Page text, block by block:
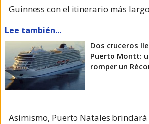
Guinness con el itinerario más
Lee también...
Dos cruceros
Puerto Montt:
romper un
Asimismo, Puerto Natales brindará